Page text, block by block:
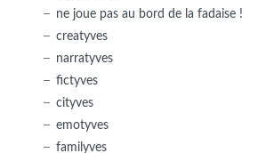
ne joue pas au bord de la fadaise !
creatyves
narratyves
fictyves
cityves
emotyves
familyves